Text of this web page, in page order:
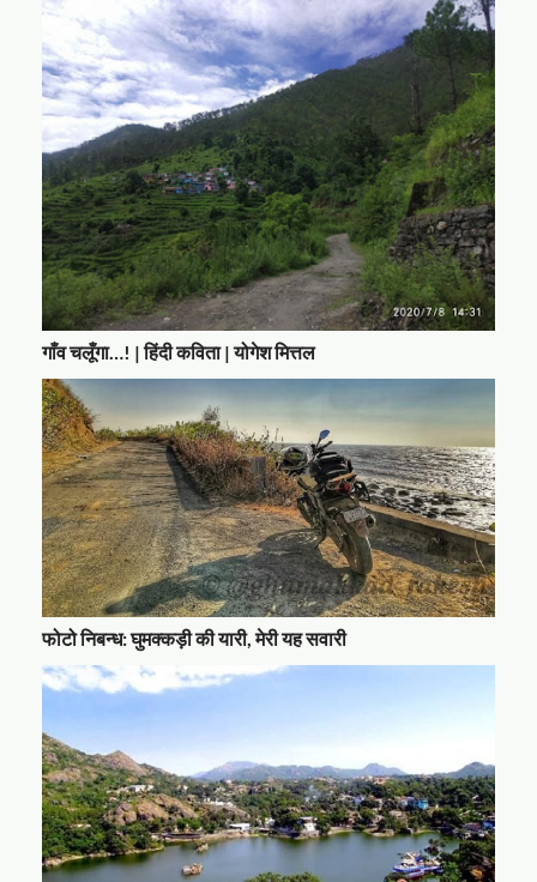
गाँव चलूँगा…! | हिंदी कविता | योगेश मित्तल
फोटो निबन्ध: घुमक्कड़ी की यारी, मेरी यह सवारी